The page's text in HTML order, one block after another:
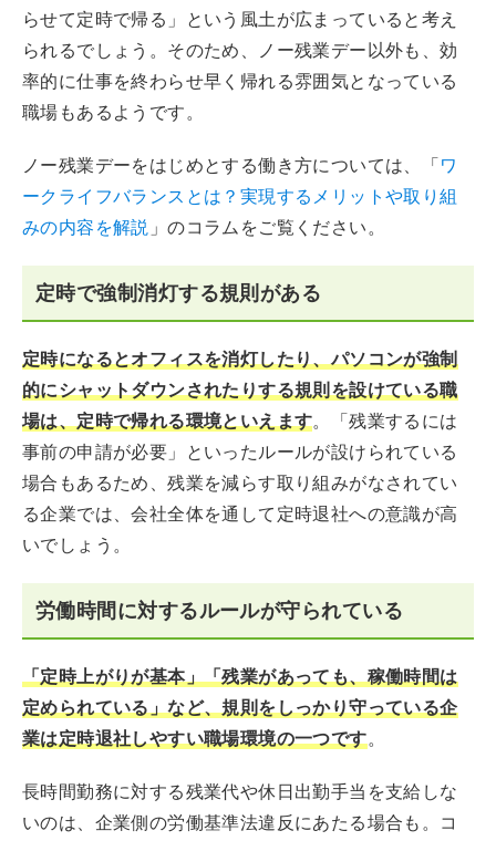
らせて定時で帰る」という風土が広まっていると考え
られるでしょう。そのため、ノー残業デー以外も、効
率的に仕事を終わらせ早く帰れる雰囲気となっている
職場もあるようです。
ノー残業デーをはじめとする働き方については、「ワ
ークライフバランスとは？実現するメリットや取り組
みの内容を解説 」のコラムをご覧ください。
定時で強制消灯する規則がある
定時になるとオフィスを消灯したり、パソコンが強制
的にシャットダウンされたりする規則を設けている職
場は、定時で帰れる環境といえます。「残業するには
事前の申請が必要」といったルールが設けられている
場合もあるため、残業を減らす取り組みがなされてい
る企業では、会社全体を通して定時退社への意識が高
いでしょう。
労働時間に対するルールが守られている
「定時上がりが基本」「残業があっても、稼働時間は
定められている」など、規則をしっかり守っている企
業は定時退社しやすい職場環境の一つです。
長時間勤務に対する残業代や休日出勤手当を支給しな
いのは、企業側の労働基準法違反にあたる場合も。コ